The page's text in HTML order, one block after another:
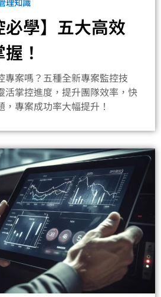
必學】五大高效
！
專案嗎？五種全新專案監控技
活掌控進度，提升團隊效率，快
專案成功率大幅提升！